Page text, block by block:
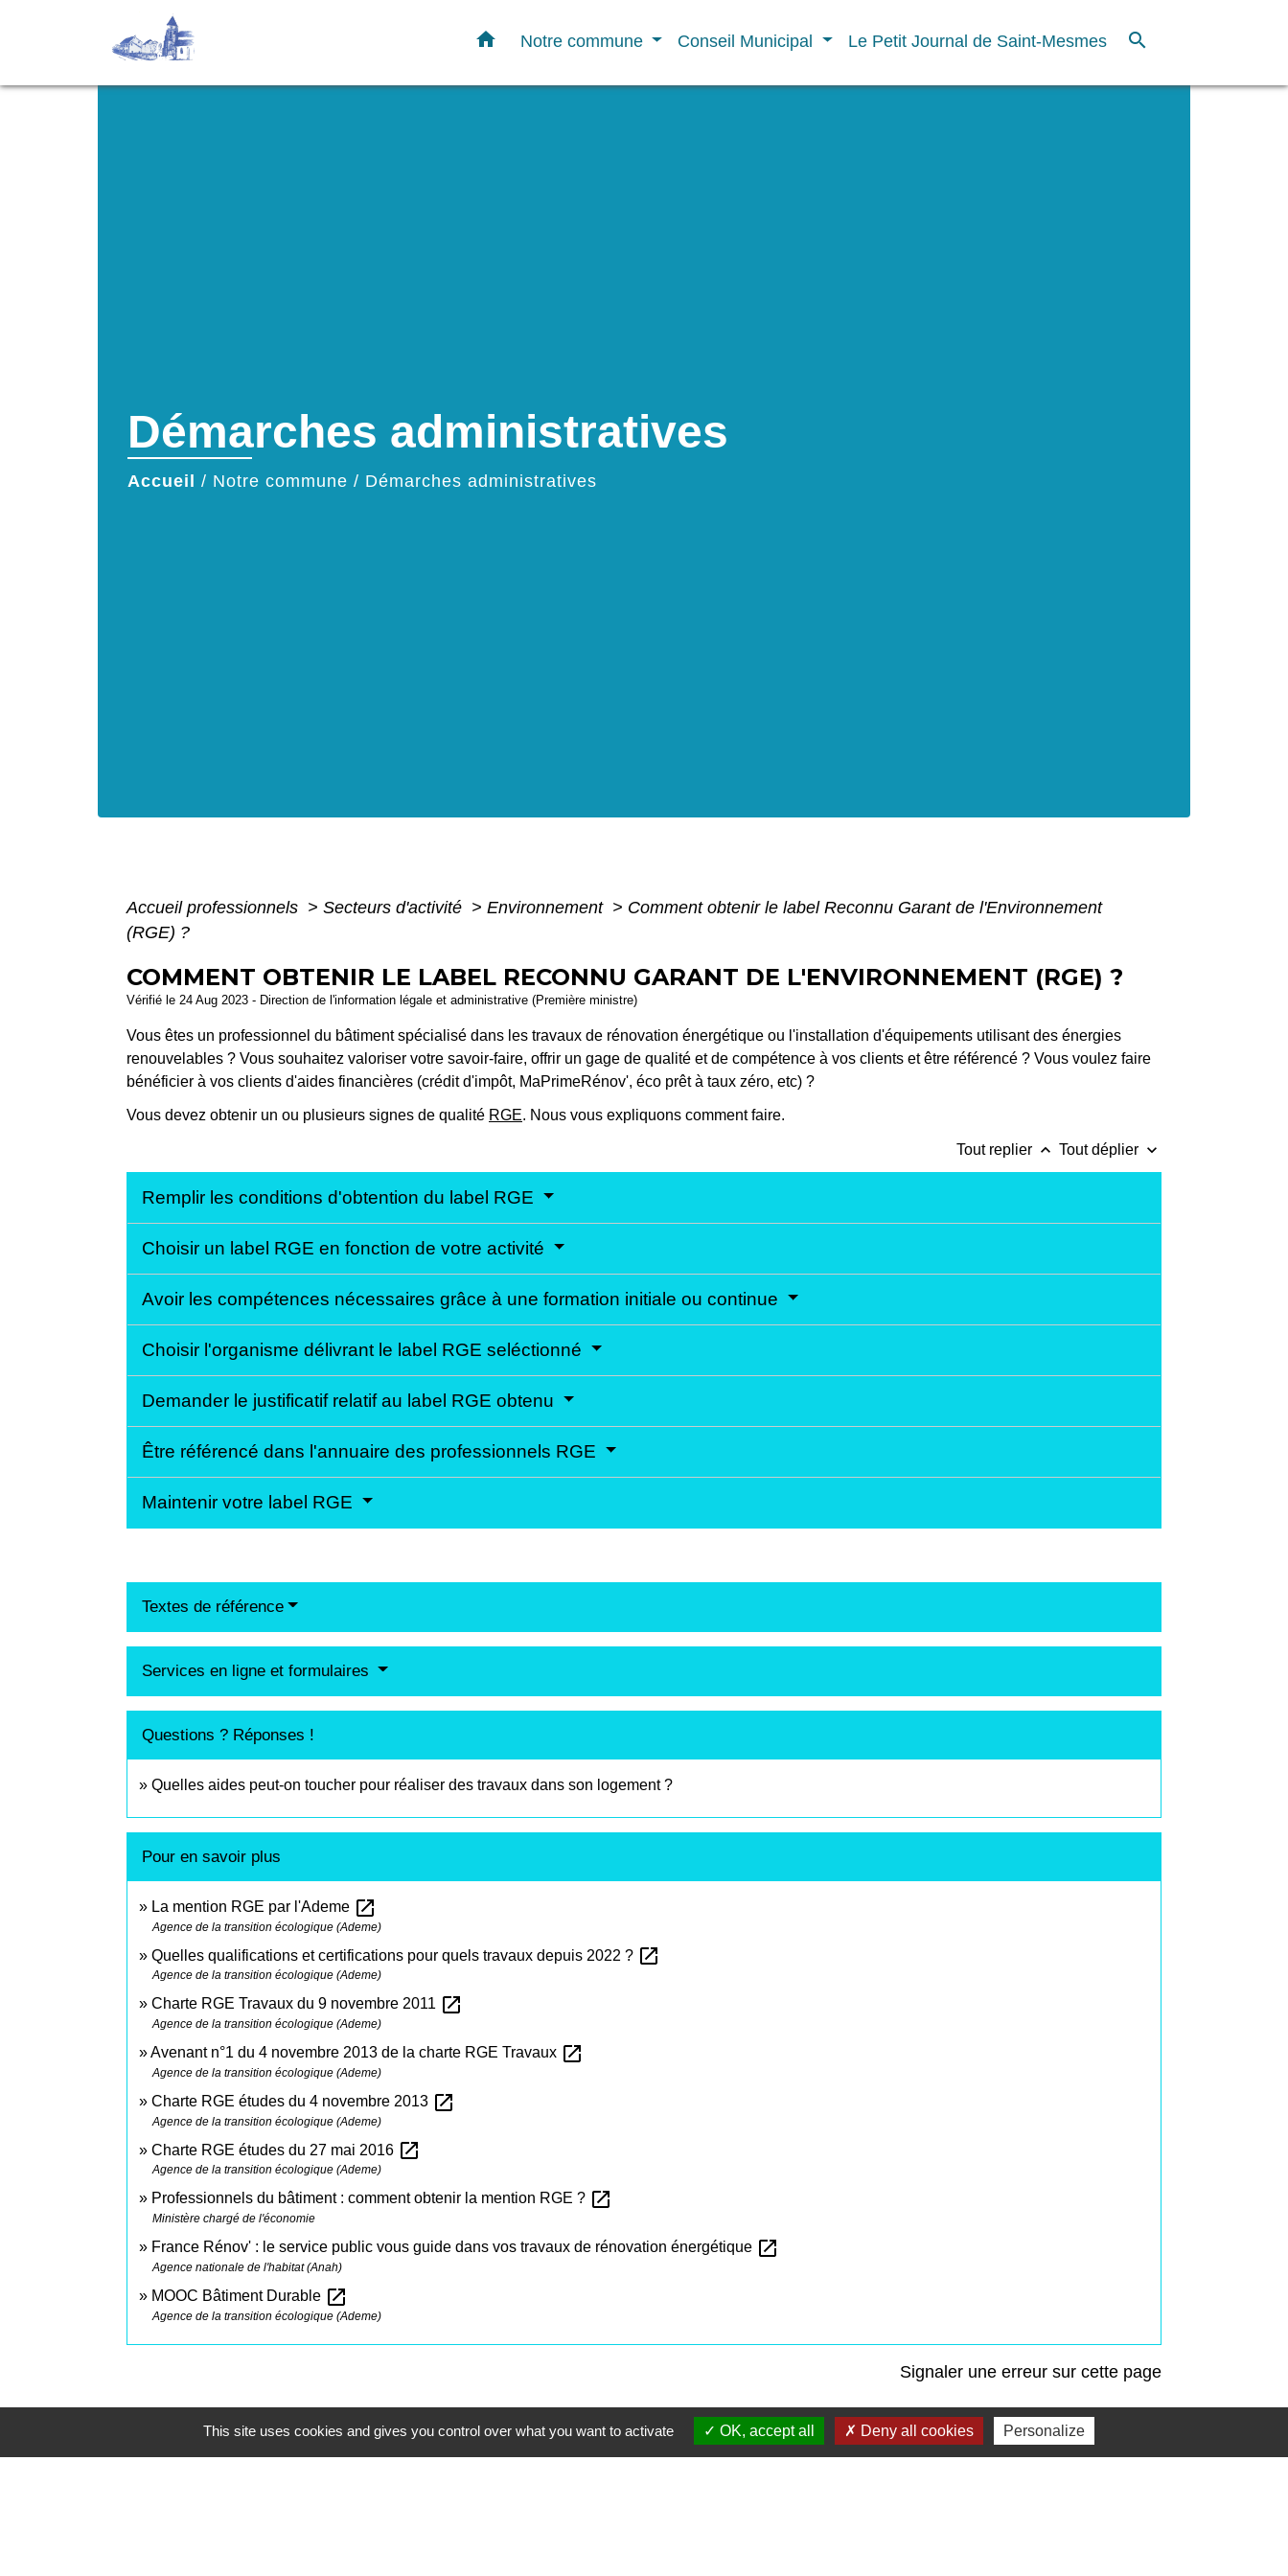
home Notre commune Conseil Municipal Le Petit Journal de Saint-Mesmes search
Démarches administratives
Accueil / Notre commune / Démarches administratives
Accueil professionnels > Secteurs d'activité > Environnement > Comment obtenir le label Reconnu Garant de l'Environnement
(RGE) ?
COMMENT OBTENIR LE LABEL RECONNU GARANT DE L'ENVIRONNEMENT (RGE) ?
Vérifié le 24 Aug 2023 - Direction de l'information légale et administrative (Première ministre)
Vous êtes un professionnel du bâtiment spécialisé dans les travaux de rénovation énergétique ou l'installation d'équipements utilisant des énergies
renouvelables ? Vous souhaitez valoriser votre savoir-faire, offrir un gage de qualité et de compétence à vos clients et être référencé ? Vous voulez faire
bénéficier à vos clients d'aides financières (crédit d'impôt, MaPrimeRénov', éco prêt à taux zéro, etc) ?
Vous devez obtenir un ou plusieurs signes de qualité RGE. Nous vous expliquons comment faire.
Tout replier keyboard_arrow_up Tout déplier keyboard_arrow_down
Remplir les conditions d'obtention du label RGE
Choisir un label RGE en fonction de votre activité
Avoir les compétences nécessaires grâce à une formation initiale ou continue
Choisir l'organisme délivrant le label RGE seléctionné
Demander le justificatif relatif au label RGE obtenu
Être référencé dans l'annuaire des professionnels RGE
Maintenir votre label RGE
Textes de référence
Services en ligne et formulaires
Questions ? Réponses !
Quelles aides peut-on toucher pour réaliser des travaux dans son logement ?
Pour en savoir plus
La mention RGE par l'Ademe open_in_new
Agence de la transition écologique (Ademe)
Quelles qualifications et certifications pour quels travaux depuis 2022 ? open_in_new
Agence de la transition écologique (Ademe)
Charte RGE Travaux du 9 novembre 2011 open_in_new
Agence de la transition écologique (Ademe)
Avenant n°1 du 4 novembre 2013 de la charte RGE Travaux open_in_new
Agence de la transition écologique (Ademe)
Charte RGE études du 4 novembre 2013 open_in_new
Agence de la transition écologique (Ademe)
Charte RGE études du 27 mai 2016 open_in_new
Agence de la transition écologique (Ademe)
Professionnels du bâtiment : comment obtenir la mention RGE ? open_in_new
Ministère chargé de l'économie
France Rénov' : le service public vous guide dans vos travaux de rénovation énergétique open_in_new
Agence nationale de l'habitat (Anah)
MOOC Bâtiment Durable open_in_new
Agence de la transition écologique (Ademe)
Signaler une erreur sur cette page
This site uses cookies and gives you control over what you want to activate OK, accept all Deny all cookies Personalize